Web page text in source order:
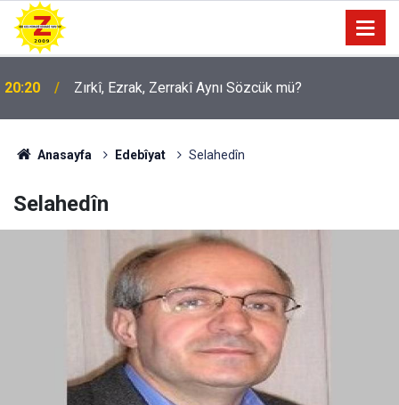
09:56 Ji Zilma Partîzanan Nimûneyeka Piçûk
Anasayfa Edebîyat Selahedîn
Selahedîn